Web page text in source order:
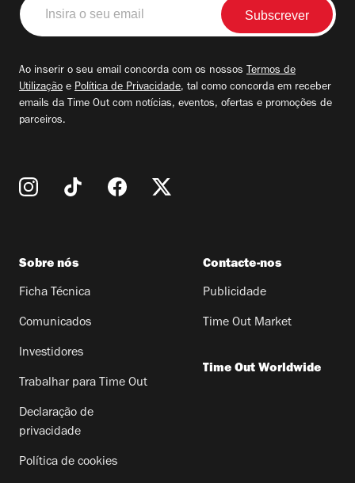
o
seu
Ao inserir o seu email concorda com os nossos Termos de
Utilização e Política de Privacidade, tal como concorda em receber
emails da Time Out com notícias, eventos, ofertas e promoções de
parceiros.
Sobre nós
Ficha Técnica
Comunicados
Investidores
Trabalhar para Time Out
Declaração de
privacidade
Política de cookies
Contacte-nos
Publicidade
Time Out Market
Time Out Worldwide